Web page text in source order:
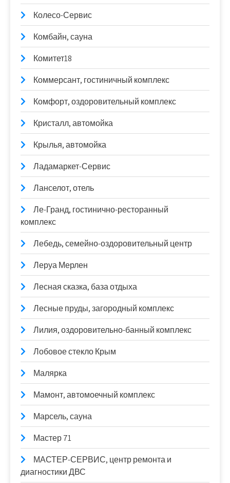
Колесо-Сервис
Комбайн, сауна
Комитет18
Коммерсант, гостиничный комплекс
Комфорт, оздоровительный комплекс
Кристалл, автомойка
Крылья, автомойка
Ладамаркет-Сервис
Ланселот, отель
Ле-Гранд, гостинично-ресторанный
комплекс
Лебедь, семейно-оздоровительный центр
Леруа Мерлен
Лесная сказка, база отдыха
Лесные пруды, загородный комплекс
Лилия, оздоровительно-банный комплекс
Лобовое стекло Крым
Малярка
Мамонт, автомоечный комплекс
Марсель, сауна
Мастер 71
МАСТЕР-СЕРВИС, центр ремонта и
диагностики ДВС